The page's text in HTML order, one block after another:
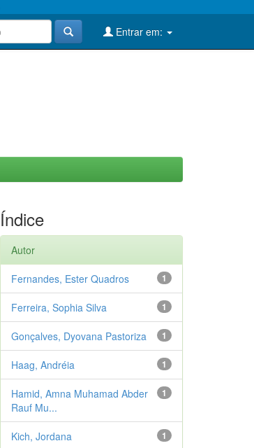
Entrar em:
Índice
Autor
1
Fernandes, Ester Quadros
1
Ferreira, Sophia Silva
1
Gonçalves, Dyovana Pastoriza
1
Haag, Andréia
1
Hamid, Amna Muhamad Abder
Rauf Mu...
1
Kich, Jordana